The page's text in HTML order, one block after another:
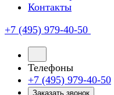
Контакты
+7 (495) 979-40-50
Телефоны
+7 (495) 979-40-50
Заказать звонок